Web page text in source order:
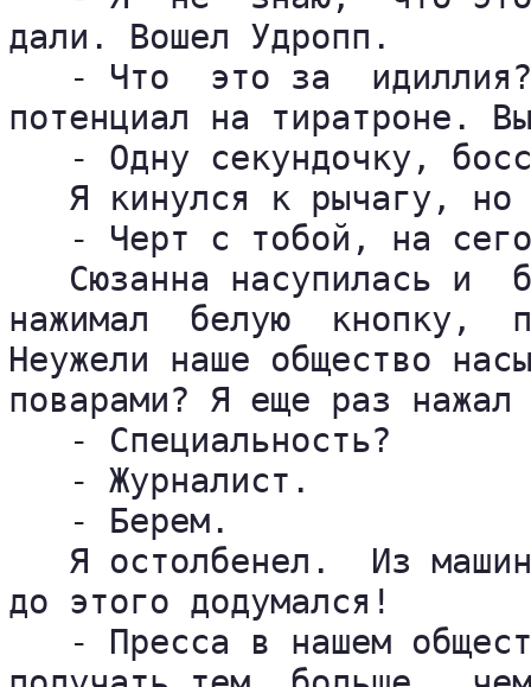
дали. Вошел Удропп.
- Что  это за
потенциал на тиратроне.
- Одну секундочку,
Я кинулся к рычагу,
- Черт с тобой, на
Сюзанна насупилась и
нажимал  белую  кнопку,
Неужели наше общество
поварами? Я еще раз
   - Специальность?
   - Журналист.
   - Берем.
Я остолбенел.  Из
до этого додумался!
- Пресса в нашем